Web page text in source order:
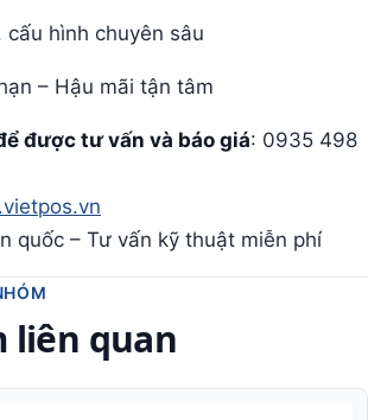
hình chuyên sâu
– Hậu mãi tận tâm
được tư vấn và báo giá: 0935 498
quốc – Tư vấn kỹ thuật miễn phí
liên quan